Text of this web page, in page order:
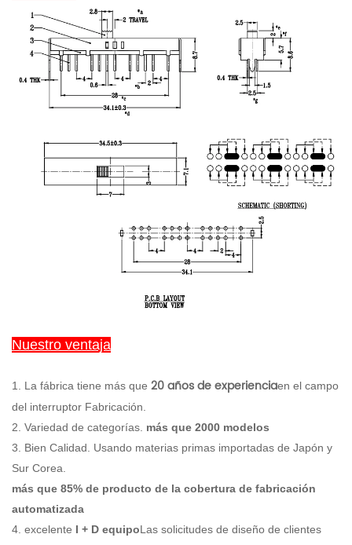
Nuestro ventaja
1. La fábrica tiene más que 20 años de experienciaen el campo
del interruptor Fabricación.
2. Variedad de categorías. más que 2000 modelos
3. Bien Calidad. Usando materias primas importadas de Japón y
Sur Corea.
más que 85% de producto de la cobertura de fabricación
automatizada
4. excelente I + D equipoLas solicitudes de diseño de clientes